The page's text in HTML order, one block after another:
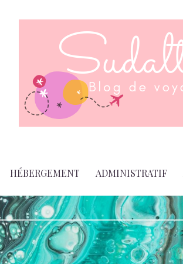
HÉBERGEMENT ADMINISTRATIF